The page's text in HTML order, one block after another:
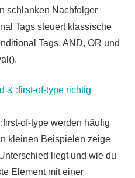
schlanken Nachfolger
Tags steuert klassische
Tags, AND, OR und
& :first-of-type richtig
of-type werden häufig
kleinen Beispielen zeige
liegt und wie du
Element mit einer